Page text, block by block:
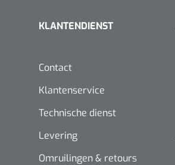
KLANTENDIENST
Contact
Klantenservice
Technische dienst
Levering
Omruilingen & retours